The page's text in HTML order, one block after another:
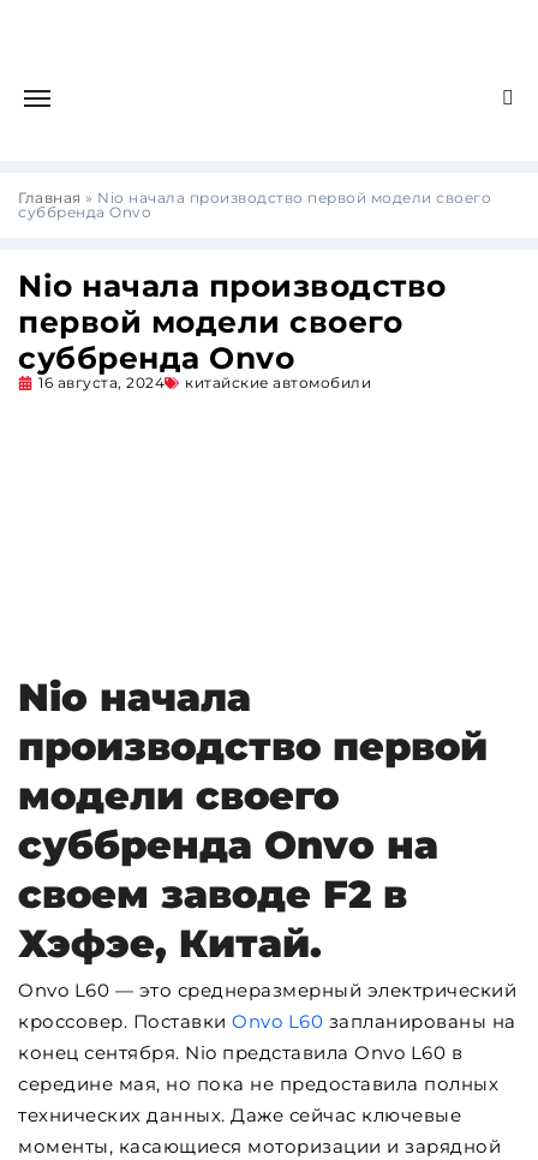
Главная » Nio начала производство первой модели своего
суббренда Onvo
Nio начала производство
первой модели своего
суббренда Onvo
16 августа, 2024 китайские автомобили
Nio начала
производство первой
модели своего
суббренда Onvo на
своем заводе F2 в
Хэфэе, Китай.
Onvo L60 — это среднеразмерный электрический
кроссовер. Поставки Onvo L60 запланированы на
конец сентября. Nio представила Onvo L60 в
середине мая, но пока не предоставила полных
технических данных. Даже сейчас ключевые
моменты, касающиеся моторизации и зарядной